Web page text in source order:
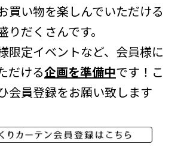
買い物を楽しんでいただける
りだくさんです。
限定イベントなど、会員様に
だける企画を準備中です！こ
会員登録をお願い致します